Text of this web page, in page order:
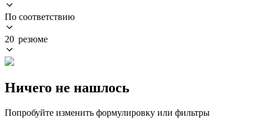
По соответствию
20 резюме
Ничего не нашлось
Попробуйте изменить формулировку или фильтры